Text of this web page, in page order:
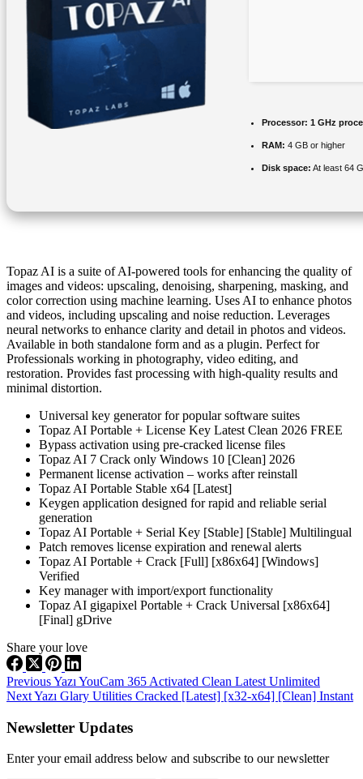
Processor: 1 GHz
RAM: 4 GB or higher
Disk space: At least 64
Topaz AI is a suite of AI-powered tools for enhancing the quality of
images and videos: upscaling, denoising, sharpening, masking, and
color correction using machine learning. Uses AI to enhance photos
and videos, including upscaling and noise reduction. Leverages
neural networks to enhance clarity and detail in photos and videos.
Available in both standalone form and as a plugin. Perfect for
Professionals working in photography, video editing, and
restoration. Provides fast processing with high-quality results and
minimal distortion.
Universal key generator for popular software suites
Topaz AI Portable + License Key Latest Clean 2026 FREE
Bypass activation using pre-cracked license files
Topaz AI 7 Crack only Windows 10 [Clean] 2026
Permanent license activation – works after reinstall
Topaz AI Portable Stable x64 [Latest]
Keygen application designed for rapid and reliable serial
generation
Topaz AI Portable + Serial Key [Stable] [Stable] Multilingual
Patch removes license expiration and renewal alerts
Topaz AI Portable + Crack [Full] [x86x64] [Windows]
Verified
Key manager with import/export functionality
Topaz AI gigapixel Portable + Crack Universal [x86x64]
[Final] gDrive
Share your love
PreviousYazı YouCam 365 Activated Clean Latest Unlimited
NextYazı Glary Utilities Cracked [Latest] [x32-x64] [Clean] Instant
Newsletter Updates
Enter your email address below and subscribe to our newsletter